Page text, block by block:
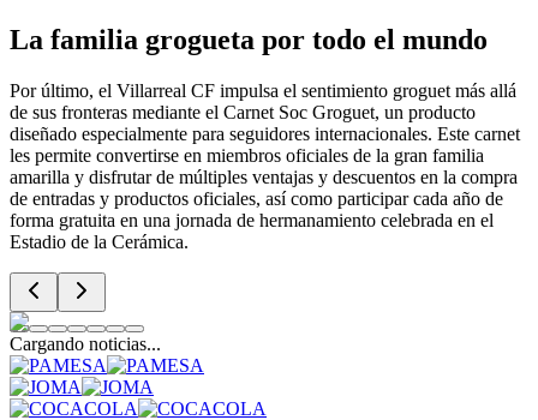
La familia grogueta por todo el mundo
Por último, el Villarreal CF impulsa el sentimiento groguet más allá
de sus fronteras mediante el Carnet Soc Groguet, un producto
diseñado especialmente para seguidores internacionales. Este carnet
les permite convertirse en miembros oficiales de la gran familia
amarilla y disfrutar de múltiples ventajas y descuentos en la compra
de entradas y productos oficiales, así como participar cada año de
forma gratuita en una jornada de hermanamiento celebrada en el
Estadio de la Cerámica.
Cargando noticias...